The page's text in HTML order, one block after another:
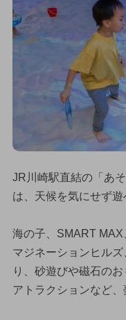
JR川崎駅直結の「あ
は、天候を気にせず遊
海の子、SMART
マジネーションヒル
り、砂遊びや磁石の
アトラクションなど、